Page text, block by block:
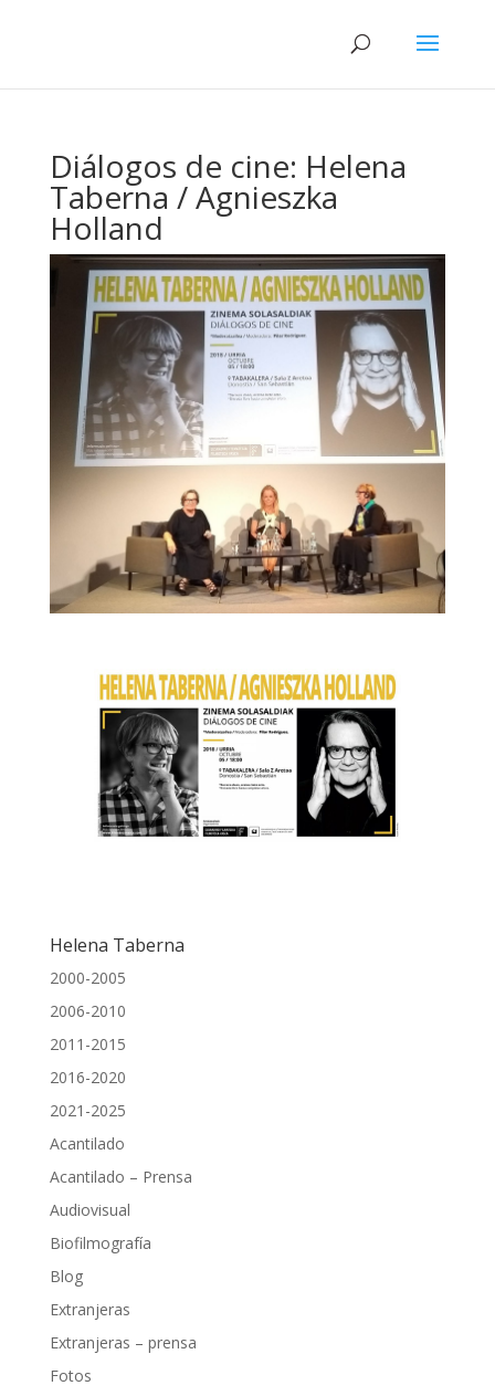
Diálogos de cine: Helena
Taberna / Agnieszka
Holland
Helena Taberna
2000-2005
2006-2010
2011-2015
2016-2020
2021-2025
Acantilado
Acantilado – Prensa
Audiovisual
Biofilmografía
Blog
Extranjeras
Extranjeras – prensa
Fotos